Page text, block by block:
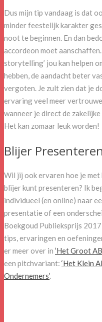
Dus mijn tip vandaag is dat
minder feestelijk karakter
noot te beginnen. En dan
accordeon moet
storytelling’ jou kan helpen
hebben, de aandacht beter
vergoten. Je zult zien dat je
ervaring veel meer
wanneer je direct de
Het kan zomaar leuk worden!
Blijer Presenteren
Wil jij ook ervaren hoe je
blijer kunt presenteren? Ik
individueel (en online) naar
presentatie of een
Boekgoud Publieksprijs
tips, ervaringen en
er meer over in ‘Het Groot
een pitchvariant: ‘Het Klein
Ondernemers’.